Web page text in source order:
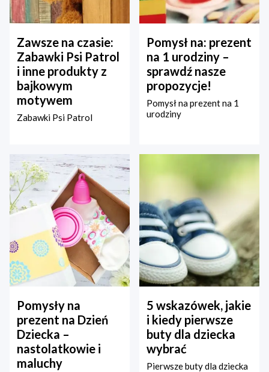
Zawsze na czasie:
Zabawki Psi Patrol
i inne produkty z
bajkowym
motywem
Zabawki Psi Patrol
Pomysł na: prezent
na 1 urodziny –
sprawdź nasze
propozycje!
Pomysł na prezent na 1
urodziny
Pomysły na
prezent na Dzień
Dziecka –
nastolatkowie i
maluchy
5 wskazówek, jakie
i kiedy pierwsze
buty dla dziecka
wybrać
Pierwsze buty dla dziecka